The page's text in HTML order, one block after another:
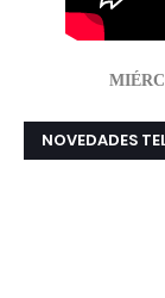
NOVEDADES